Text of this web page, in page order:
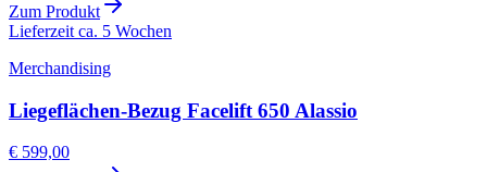
Zum Produkt
Lieferzeit ca. 5 Wochen
Merchandising
Liegeflächen-Bezug Facelift 650 Alassio
€ 599,00